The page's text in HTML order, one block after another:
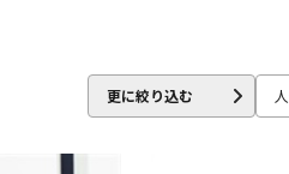
更に絞り込む